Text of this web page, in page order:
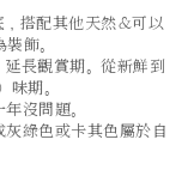
搭配其他天然＆可以
飾。
長觀賞期。從新鮮到
期。
沒問題。
綠色或卡其色屬於自